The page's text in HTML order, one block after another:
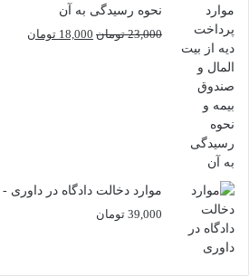
نحوه رسیدگی به آن
23,000 تومان قیمت
18,000 تومان
موارد دخالت دادگاه در داوری
39,000 تومان